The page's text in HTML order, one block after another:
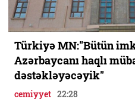
Türkiyə MN:"Bütün
Azərbaycanı haqlı
dəstəkləyəcəyik"
cemiyyet 22:28